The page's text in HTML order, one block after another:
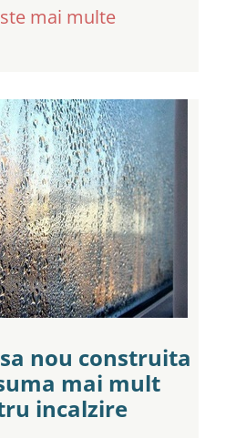
mai multe
nou construita
mai mult
incalzire